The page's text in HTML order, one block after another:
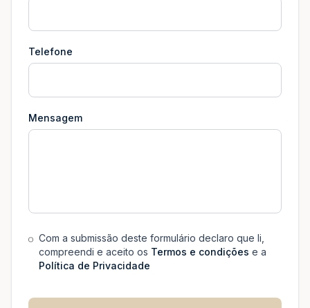
Telefone
Mensagem
Com a submissão deste formulário declaro que li,
compreendi e aceito os Termos e condições e a
Política de Privacidade